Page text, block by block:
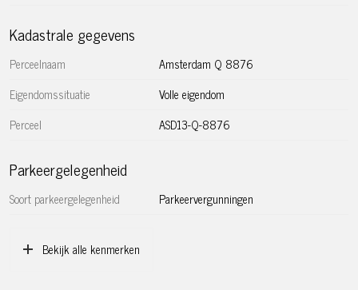
Kadastrale gegevens
Perceelnaam
Amsterdam Q 8876
Eigendomssituatie
Volle eigendom
Perceel
ASD13-Q-8876
Parkeergelegenheid
Soort parkeergelegenheid Parkeervergunningen
Bekijk alle kenmerken